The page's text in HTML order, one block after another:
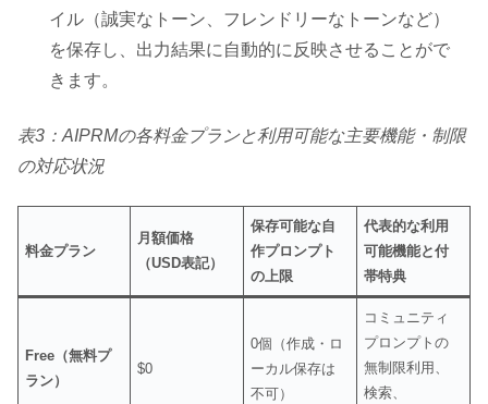
イル（誠実なトーン、フレンドリーなトーンなど）
を保存し、出力結果に自動的に反映させることがで
きます。
表3：AIPRMの各料金プランと利用可能な主要機能・制限
の対応状況
料金プラン
月額価格
（USD表記）
保存可能な自
作プロンプト
の上限
代表的な利用
可能機能と付
帯特典
Free（無料プ
ラン）
$0
0個（作成・ロ
ーカル保存は
不可）
コミュニティ
プロンプトの
無制限利用、
検索、